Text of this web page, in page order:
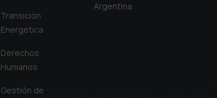
Transición
Energética
Derechos
Humanos
Gestión de
Argentina